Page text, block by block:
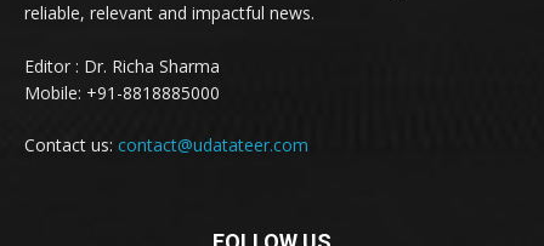
reliable, relevant and impactful news.
Editor : Dr. Richa Sharma
Mobile: +91-8818885000
Contact us: contact@udatateer.com